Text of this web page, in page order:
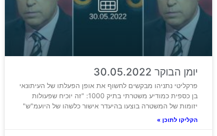
יומן הבוקר 30.05.2022
פרקליטי נתניהו מבקשים לחשוף את אופן הפעלתו של העיתונאי
בן כספית כמודיע משטרתי בתיק 1000: "זה יוכיח שפעולות
יזומות של המשטרה בוצעו בהיעדר אישור כלשהו של היועמ"ש"
הקליקו לתוכן »